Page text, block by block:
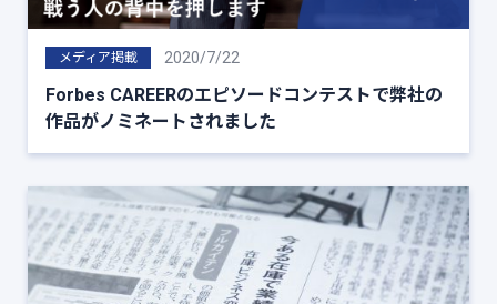
メディア掲載 2020/7/22
Forbes CAREERのエピソードコンテストで弊社の
作品がノミネートされました